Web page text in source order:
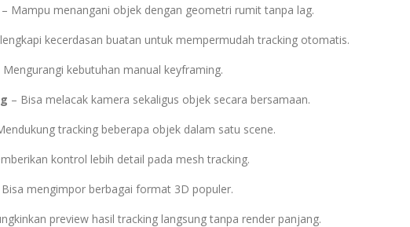
– Mampu menangani objek dengan geometri rumit tanpa lag.
kecerdasan buatan untuk mempermudah tracking otomatis.
Mengurangi kebutuhan manual keyframing.
– Bisa melacak kamera sekaligus objek secara bersamaan.
tracking beberapa objek dalam satu scene.
kontrol lebih detail pada mesh tracking.
Bisa mengimpor berbagai format 3D populer.
preview hasil tracking langsung tanpa render panjang.